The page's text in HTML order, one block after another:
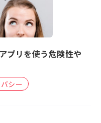
プリを使う危険性や
シー